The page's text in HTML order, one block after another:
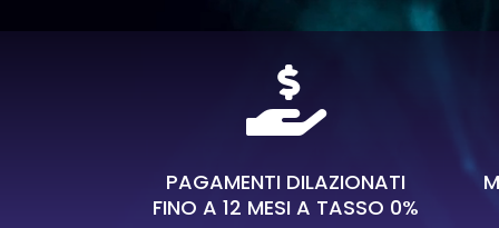

PAGAMENTI DILAZIONATI
FINO A 12 MESI A TASSO 0%